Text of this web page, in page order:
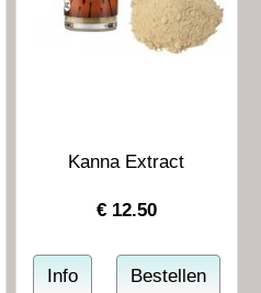
Kanna Extract
€ 12.50